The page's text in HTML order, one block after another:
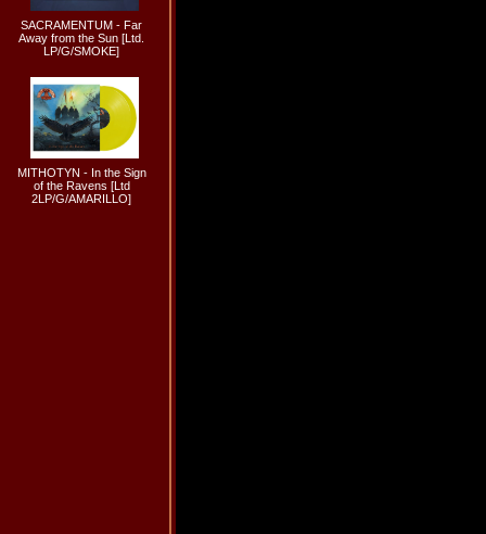
SACRAMENTUM - Far
Away from the Sun [Ltd.
LP/G/SMOKE]
MITHOTYN - In the Sign
of the Ravens [Ltd
2LP/G/AMARILLO]